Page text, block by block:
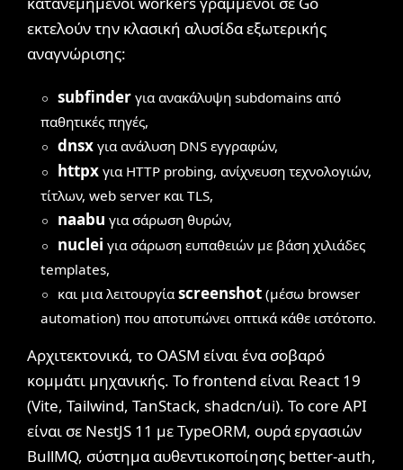
εκτελούν την κλασική αλυσίδα εξωτερικής
αναγνώρισης:
subfinder για ανακάλυψη subdomains από
παθητικές πηγές,
dnsx για ανάλυση DNS εγγραφών,
httpx για HTTP probing, ανίχνευση τεχνολογιών,
τίτλων, web server και TLS,
naabu για σάρωση θυρών,
nuclei για σάρωση ευπαθειών με βάση χιλιάδες
templates,
και μια λειτουργίαscreenshot (μέσω browser
automation) που αποτυπώνει οπτικά κάθε ιστότοπο.
Αρχιτεκτονικά, το OASM είναι ένα σοβαρό
κομμάτι μηχανικής. Το frontend είναι React 19
(Vite, Tailwind, TanStack, shadcn/ui). Το core API
είναι σε NestJS 11 με TypeORM, ουρά εργασιών
BullMQ, σύστημα αυθεντικοποίησης better-auth,